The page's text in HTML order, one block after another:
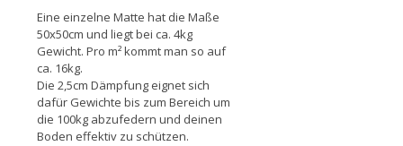
Eine einzelne Matte hat die Maße
50x50cm und liegt bei ca. 4kg
Gewicht. Pro m² kommt man so auf
ca. 16kg.
Die 2,5cm Dämpfung eignet sich
dafür Gewichte bis zum Bereich um
die 100kg abzufedern und deinen
Boden effektiv zu schützen.